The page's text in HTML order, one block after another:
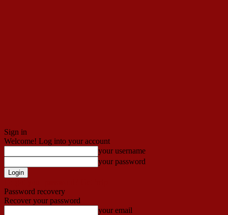
Sign in
Welcome! Log into your account
your username
your password
Password recovery
Recover your password
your email